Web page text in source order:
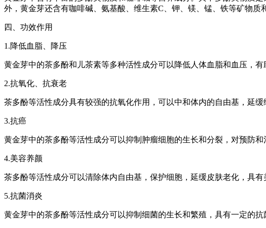
外，黄金芽还含有咖啡碱、氨基酸、维生素C、钾、镁、锰、铁等矿物质
四、功效作用
1.降低血脂、降压
黄金芽中的茶多酚和儿茶素等多种活性成分可以降低人体血脂和血压，
2.抗氧化、抗衰老
茶多酚等活性成分具有较强的抗氧化作用，可以中和体内的自由基，延缓
3.抗癌
黄金芽中的茶多酚等活性成分可以抑制肿瘤细胞的生长和分裂，对预防和
4.美容养颜
茶多酚等活性成分可以清除体内自由基，保护细胞，延缓皮肤老化，具有
5.抗菌消炎
黄金芽中的茶多酚等活性成分可以抑制细菌的生长和繁殖，具有一定的抗